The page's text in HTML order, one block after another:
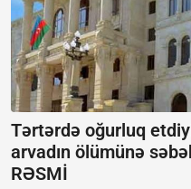
Tərtərdə oğurluq
arvadın ölümünə
RƏSMİ